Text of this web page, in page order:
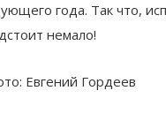
года. Так что,
немало!
Евгений Гордеев